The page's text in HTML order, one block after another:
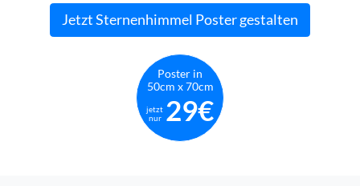
Jetzt Sternenhimmel Poster gestalten
Poster in
50cm x 70cm
jetzt
nur 29€